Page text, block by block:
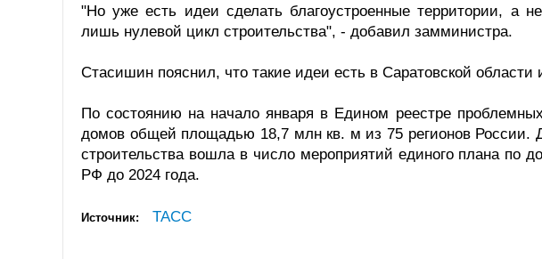
"Но уже есть идеи сделать благоустроенные территории, а
лишь нулевой цикл строительства", - добавил замминистра.
Стасишин пояснил, что такие идеи есть в Саратовской области
По состоянию на начало января в Едином реестре
домов общей площадью 18,7 млн кв. м из 75 регионов России.
строительства вошла в число мероприятий единого плана по
РФ до 2024 года.
Источник: ТАСС